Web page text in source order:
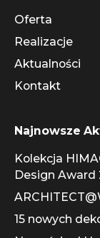
Oferta
Realizacje
Aktualności
Kontakt
Najnowsze
Kolekcja
Design Award
15 nowych